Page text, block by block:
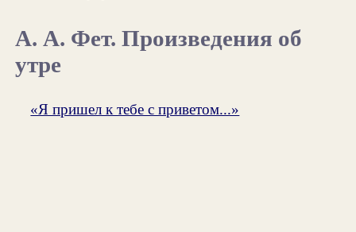
А. А. Фет. Произведения об
утре
«Я пришел к тебе с приветом...»